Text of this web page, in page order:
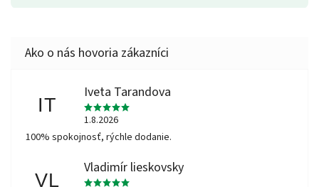
IT
Iveta Tarandova
1.8.2026
100% spokojnosť, rýchle dodanie.
VL
Vladimír lieskovsky